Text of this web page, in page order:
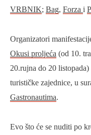
VRBNIK; Bag, Forza i
Organizatori
Okusi proljeća (od 10.
20.rujna do 20 listopada)
turističke zajednice, u
Gastronautima.
Evo što će se nuditi po